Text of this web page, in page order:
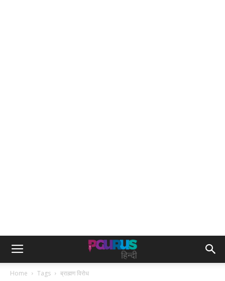
Home Tags ब्राह्मण विरोध